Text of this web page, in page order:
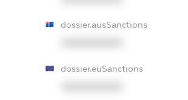
dossier.ausSanctions
dossier.euSanctions